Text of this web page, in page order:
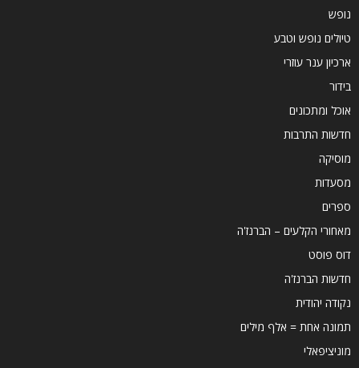
נופש
טיולים נופש וטבע
ארכיון ענר עוזרי
בידור
אוכל ומתכונים
חדשות התרבות
מוסיקה
מסעדות
ספרים
מאחורי הקלעים – הברנז'ה
דוס פוסט
חדשות הברנז'ה
נקודה יהודית
תמונה אחת = אלף מילים
מוניציפאלי